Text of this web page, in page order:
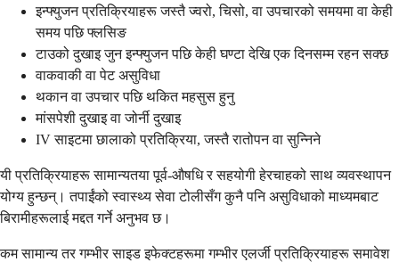
इन्फ्युजन प्रतिक्रियाहरू जस्तै ज्वरो, चिसो, वा उपचारको समयमा वा केही
समय पछि फ्लसिङ
टाउको दुखाइ जुन इन्फ्युजन पछि केही घण्टा देखि एक दिनसम्म रहन सक्छ
वाकवाकी वा पेट असुविधा
थकान वा उपचार पछि थकित महसुस हुनु
मांसपेशी दुखाइ वा जोर्नी दुखाइ
IV साइटमा छालाको प्रतिक्रिया, जस्तै रातोपन वा सुन्निने
यी प्रतिक्रियाहरू सामान्यतया पूर्व-औषधि र सहयोगी हेरचाहको साथ व्यवस्थापन
योग्य हुन्छन्। तपाईंको स्वास्थ्य सेवा टोलीसँग कुनै पनि असुविधाको माध्यमबाट
बिरामीहरूलाई मद्दत गर्ने अनुभव छ।
कम सामान्य तर गम्भीर साइड इफेक्टहरूमा गम्भीर एलर्जी प्रतिक्रियाहरू समावेश